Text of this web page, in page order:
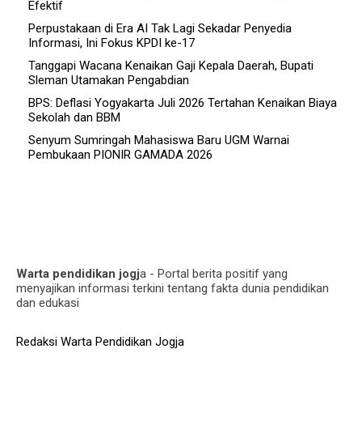
Efektif
Perpustakaan di Era AI Tak Lagi Sekadar Penyedia
Informasi, Ini Fokus KPDI ke-17
Tanggapi Wacana Kenaikan Gaji Kepala Daerah, Bupati
Sleman Utamakan Pengabdian
BPS: Deflasi Yogyakarta Juli 2026 Tertahan Kenaikan Biaya
Sekolah dan BBM
Senyum Sumringah Mahasiswa Baru UGM Warnai
Pembukaan PIONIR GAMADA 2026
Warta pendidikan jogja - Portal berita positif yang
menyajikan informasi terkini tentang fakta dunia pendidikan
dan edukasi
Redaksi Warta Pendidikan Jogja